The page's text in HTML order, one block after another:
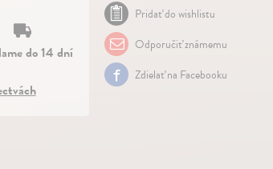
do 14 dní
Pridať do wishlistu
Odporučiť známemu
Zdielať na Facebooku